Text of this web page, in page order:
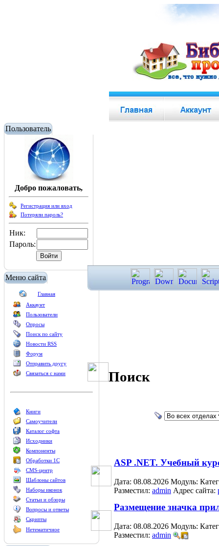
Пользователь
Добро пожаловать,
Регистрация или вход
Потеряли пароль?
Ник:
Пароль:
Меню сайта
Главная
Аккаунт
Пользователи
Опросы
Поиск по сайту
Новости RSS
Форум
Отправить другу
Связаться с нами
Книги
Самоучители
Каталог софта
Исходники
Компоненты
Обработки 1С
CMS-центр
Шаблоны сайтов
Наборы иконок
Статьи и обзоры
Вопросы и ответы
Скрипты
Нетематичное
Поиск
ASP .NET. Учебный
Дата: 08.08.2026 Модуль:
Разместил: admin Адрес сайта:
Размещение значка
Дата: 08.08.2026 Модуль:
Разместил: admin